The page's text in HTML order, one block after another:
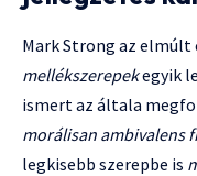
Mark Strong az elmúlt
mellékszerepekegyik
ismert az általa
morálisan ambivalens
legkisebb szerepbe is